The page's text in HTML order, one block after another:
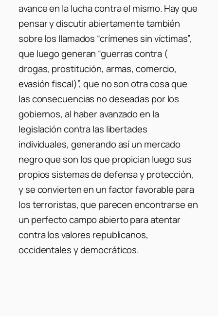
avance en la lucha contra el mismo. Hay que
pensar y discutir abiertamente también
sobre los llamados “crímenes sin víctimas”,
que luego generan “guerras contra (
drogas, prostitución, armas, comercio,
evasión fiscal)”, que no son otra cosa que
las consecuencias no deseadas por los
gobiernos, al haber avanzado en la
legislación contra las libertades
individuales, generando así un mercado
negro que son los que propician luego sus
propios sistemas de defensa y protección,
y se convierten en un factor favorable para
los terroristas, que parecen encontrarse en
un perfecto campo abierto para atentar
contra los valores republicanos,
occidentales y democráticos.